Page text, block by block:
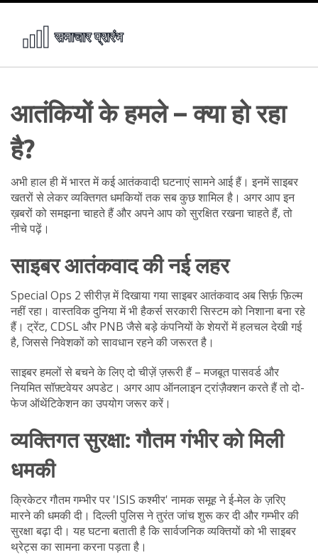
आतंकियों के हमले – क्या हो रहा
है?
अभी हाल ही में भारत में कई आतंकवादी घटनाएं सामने आई हैं। इनमें साइबर
खतरों से लेकर व्यक्तिगत धमकियों तक सब कुछ शामिल है। अगर आप इन
ख़बरों को समझना चाहते हैं और अपने आप को सुरक्षित रखना चाहते हैं, तो
नीचे पढ़ें।
साइबर आतंकवाद की नई लहर
Special Ops 2 सीरीज़ में दिखाया गया साइबर आतंकवाद अब सिर्फ़ फ़िल्म
नहीं रहा। वास्तविक दुनिया में भी हैकर्स सरकारी सिस्टम को निशाना बना रहे
हैं। ट्रेंट, CDSL और PNB जैसे बड़े कंपनियों के शेयरों में हलचल देखी गई
है, जिससे निवेशकों को सावधान रहने की जरूरत है।
साइबर हमलों से बचने के लिए दो चीज़ें ज़रूरी हैं – मजबूत पासवर्ड और
नियमित सॉफ़्टवेयर अपडेट। अगर आप ऑनलाइन ट्रांज़ैक्शन करते हैं तो दो-
फेज ऑथेंटिकेशन का उपयोग जरूर करें।
व्यक्तिगत सुरक्षा: गौतम गंभीर को मिली
धमकी
क्रिकेटर गौतम गम्भीर पर 'ISIS कश्मीर' नामक समूह ने ई‑मेल के ज़रिए
मारने की धमकी दी। दिल्ली पुलिस ने तुरंत जांच शुरू कर दी और गम्भीर की
सुरक्षा बढ़ा दी। यह घटना बताती है कि सार्वजनिक व्यक्तियों को भी साइबर
थ्रेट्स का सामना करना पड़ता है।